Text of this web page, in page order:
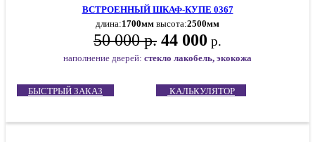
ВСТРОЕННЫЙ ШКАФ-КУПЕ 0367
длина:1700мм высота:2500мм
50 000 р. 44 000 р.
наполнение дверей: стекло лакобель, экокожа
БЫСТРЫЙ ЗАКАЗ КАЛЬКУЛЯТОР